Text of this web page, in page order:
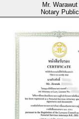
Mr. Warawut
Notary Public